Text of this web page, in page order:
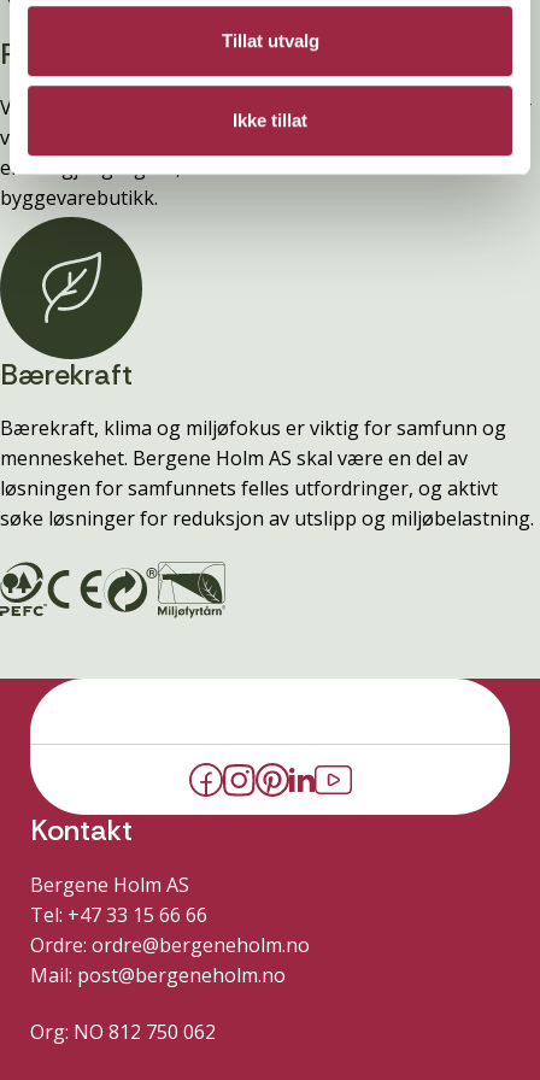
Tillat utvalg
Ikke tillat
Privatperson?
Vi selger ingen varer direkte til privatpersoner. Alt salg går
via byggevarehandelen. Har du spørsmål om pris, produkt
eller tilgjengelighet, ta kontakt med din lokale
byggevarebutikk.
Bærekraft
Bærekraft, klima og miljøfokus er viktig for samfunn og
menneskehet. Bergene Holm AS skal være en del av
løsningen for samfunnets felles utfordringer, og aktivt
søke løsninger for reduksjon av utslipp og miljøbelastning.
Kontakt
Bergene Holm AS
Tel: +47 33 15 66 66
Ordre: ordre@bergeneholm.no
Mail: post@bergeneholm.no
Org: NO 812 750 062